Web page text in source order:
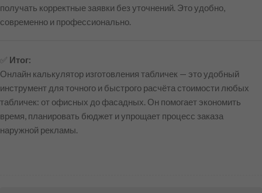
получать корректные заявки без уточнений. Это удобно,
современно и профессионально.
✅ Итог:
Онлайн калькулятор изготовления табличек — это удобный
инструмент для точного и быстрого расчёта стоимости любых
табличек: от офисных до фасадных. Он помогает экономить
время, планировать бюджет и упрощает процесс заказа
наружной рекламы.